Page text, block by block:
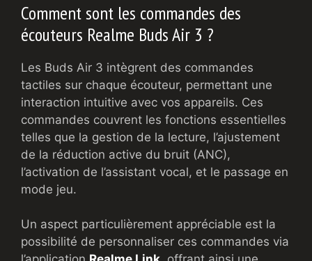
Comment sont les commandes des
écouteurs Realme Buds Air 3 ?
Les Buds Air 3 intègrent des commandes
tactiles sur chaque écouteur, permettant une
interaction intuitive avec vos appareils. Ces
commandes couvrent les fonctions essentielles
telles que la gestion de la lecture, l’ajustement
de la réduction active du bruit (ANC),
l’activation de l’assistant vocal, et le passage en
mode jeu.
Un aspect particulièrement appréciable est la
possibilité de personnaliser ces commandes via